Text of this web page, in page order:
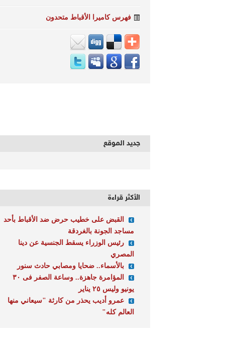
فهرس كاميرا الأقباط متحدون
جديد الموقع
الأكثر قراءة
القبض على خطيب حرض ضد الأقباط بأحد
مساجد الجونة بالغردقة
رئيس الوزراء يسقط الجنسية عن دينا
المصري
بالأسماء.. ضحايا ومصابي حادث سنور
المؤامرة جاهزة.. وساعة الصفر فى ٣٠
يونيو وليس ٢٥ يناير
عمرو أديب يحذر من كارثة "سيعاني منها
العالم كله"